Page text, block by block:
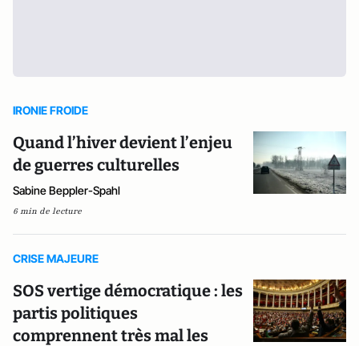
IRONIE FROIDE
Quand l’hiver devient l’enjeu
de guerres culturelles
Sabine Beppler-Spahl
6 min de lecture
CRISE MAJEURE
SOS vertige démocratique : les
partis politiques
comprennent très mal les